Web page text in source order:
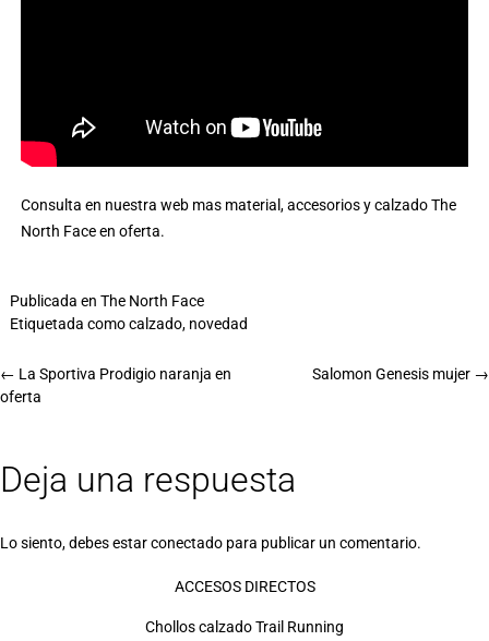
Consulta en nuestra web mas material, accesorios y calzado The
North Face en oferta.
Publicada en The North Face
Etiquetada comocalzado, novedad
Salomon Genesis mujer →
← La Sportiva Prodigio naranja en
oferta
Deja una respuesta
Lo siento, debes estarconectado para publicar un comentario.
ACCESOS DIRECTOS
Chollos calzado Trail Running